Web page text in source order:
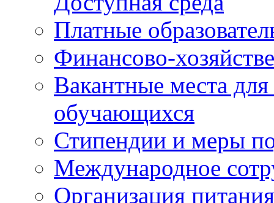
Платные
Финансово-
Вакантные места
обучающихся
Стипендии и меры
Международное
Организация